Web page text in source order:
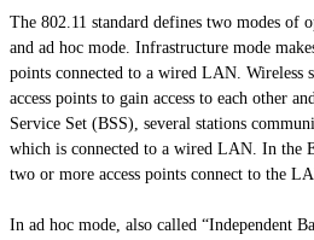
The 802.11 standard defines two modes of
and ad hoc mode. Infrastructure mode
points connected to a wired LAN. Wireless
access points to gain access to each other
Service Set (BSS), several stations
which is connected to a wired LAN. In the
two or more access points connect to the
In ad hoc mode, also called “Independent